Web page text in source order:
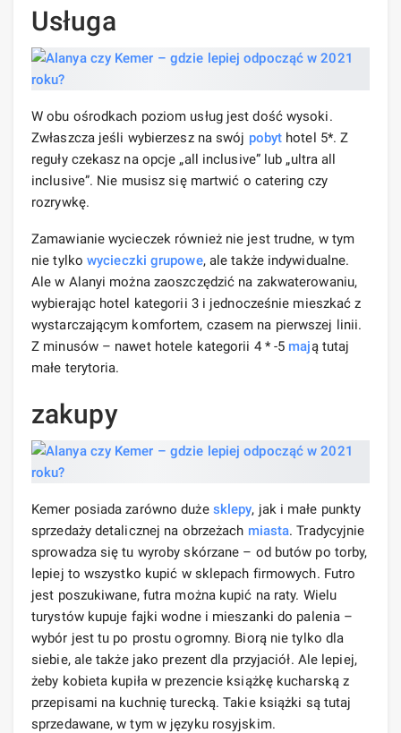
Usługa
W obu ośrodkach poziom usług jest dość wysoki.
Zwłaszcza jeśli wybierzesz na swój pobyt hotel 5*. Z
reguły czekasz na opcje „all inclusive” lub „ultra all
inclusive”. Nie musisz się martwić o catering czy
rozrywkę.
Zamawianie wycieczek również nie jest trudne, w tym
nie tylko wycieczki grupowe, ale także indywidualne.
Ale w Alanyi można zaoszczędzić na zakwaterowaniu,
wybierając hotel kategorii 3 i jednocześnie mieszkać z
wystarczającym komfortem, czasem na pierwszej linii.
Z minusów – nawet hotele kategorii 4 * -5 mają tutaj
małe terytoria.
zakupy
Kemer posiada zarówno duże sklepy, jak i małe punkty
sprzedaży detalicznej na obrzeżach miasta. Tradycyjnie
sprowadza się tu wyroby skórzane – od butów po torby,
lepiej to wszystko kupić w sklepach firmowych. Futro
jest poszukiwane, futra można kupić na raty. Wielu
turystów kupuje fajki wodne i mieszanki do palenia –
wybór jest tu po prostu ogromny. Biorą nie tylko dla
siebie, ale także jako prezent dla przyjaciół. Ale lepiej,
żeby kobieta kupiła w prezencie książkę kucharską z
przepisami na kuchnię turecką. Takie książki są tutaj
sprzedawane, w tym w języku rosyjskim.